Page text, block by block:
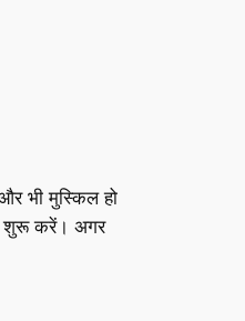
भी मुस्किल हो
शुरू करें। अगर